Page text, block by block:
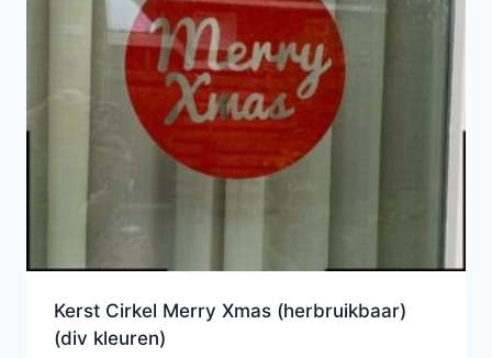
Kerst Cirkel Merry Xmas (herbruikbaar)
(div kleuren)